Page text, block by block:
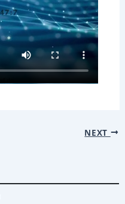
NEXT